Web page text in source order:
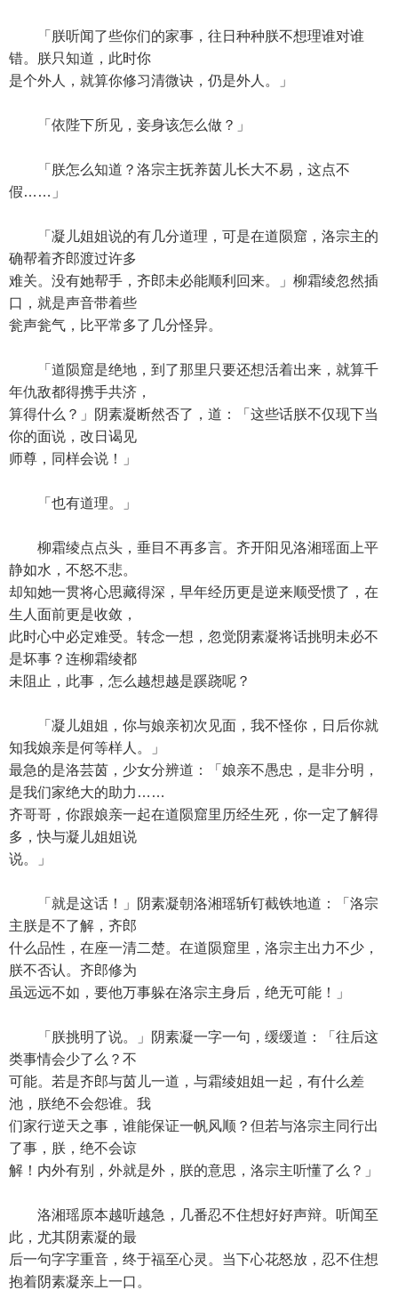
「朕听闻了些你们的家事，往日种种朕不想理谁对谁
错。朕只知道，此时你
是个外人，就算你修习清微诀，仍是外人。」
「依陛下所见，妾身该怎么做？」
「朕怎么知道？洛宗主抚养茵儿长大不易，这点不
假……」
「凝儿姐姐说的有几分道理，可是在道陨窟，洛宗主的
确帮着齐郎渡过许多
难关。没有她帮手，齐郎未必能顺利回来。」柳霜绫忽然插
口，就是声音带着些
瓮声瓮气，比平常多了几分怪异。
「道陨窟是绝地，到了那里只要还想活着出来，就算千
年仇敌都得携手共济，
算得什么？」阴素凝断然否了，道：「这些话朕不仅现下当
你的面说，改日谒见
师尊，同样会说！」
「也有道理。」
柳霜绫点点头，垂目不再多言。齐开阳见洛湘瑶面上平
静如水，不怒不悲。
却知她一贯将心思藏得深，早年经历更是逆来顺受惯了，在
生人面前更是收敛，
此时心中必定难受。转念一想，忽觉阴素凝将话挑明未必不
是坏事？连柳霜绫都
未阻止，此事，怎么越想越是蹊跷呢？
「凝儿姐姐，你与娘亲初次见面，我不怪你，日后你就
知我娘亲是何等样人。」
最急的是洛芸茵，少女分辨道：「娘亲不愚忠，是非分明，
是我们家绝大的助力……
齐哥哥，你跟娘亲一起在道陨窟里历经生死，你一定了解得
多，快与凝儿姐姐说
说。」
「就是这话！」阴素凝朝洛湘瑶斩钉截铁地道：「洛宗
主朕是不了解，齐郎
什么品性，在座一清二楚。在道陨窟里，洛宗主出力不少，
朕不否认。齐郎修为
虽远远不如，要他万事躲在洛宗主身后，绝无可能！」
「朕挑明了说。」阴素凝一字一句，缓缓道：「往后这
类事情会少了么？不
可能。若是齐郎与茵儿一道，与霜绫姐姐一起，有什么差
池，朕绝不会怨谁。我
们家行逆天之事，谁能保证一帆风顺？但若与洛宗主同行出
了事，朕，绝不会谅
解！内外有别，外就是外，朕的意思，洛宗主听懂了么？」
洛湘瑶原本越听越急，几番忍不住想好好声辩。听闻至
此，尤其阴素凝的最
后一句字字重音，终于福至心灵。当下心花怒放，忍不住想
抱着阴素凝亲上一口。